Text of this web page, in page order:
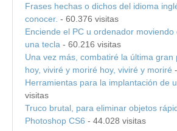
Frases hechas o dichos del idioma
conocer. - 60.376 visitas
Enciende el PC u ordenador
una tecla - 60.216 visitas
Una vez más, combatiré la última gran
hoy, viviré y moriré hoy, viviré y moriré
Herramientas para la implantación de
visitas
Truco brutal, para eliminar objetos
Photoshop CS6 - 44.028 visitas